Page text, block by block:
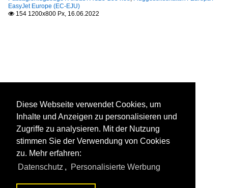
EasyJet Europe (EC-EJU)
 154 1200x800 Px, 16.06.2022
Diese Webseite verwendet Cookies, um
Inhalte und Anzeigen zu personalisieren und
Zugriffe zu analysieren. Mit der Nutzung
stimmen Sie der Verwendung von Cookies
zu. Mehr erfahren:
Datenschutz , Personalisierte Werbung